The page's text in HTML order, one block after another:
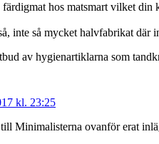
hos matsmart vilket
inte så mycket halvfabrikat där
av hygienartiklarna som
kl. 23:25
Minimalisterna ovanför erat